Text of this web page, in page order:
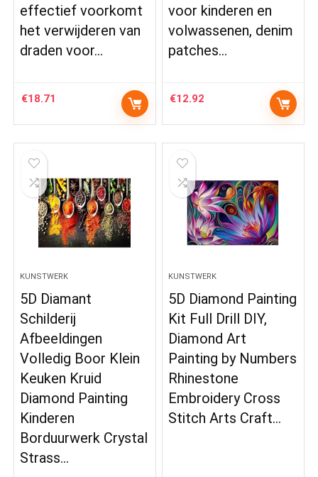
effectief voorkomt
het verwijderen van
draden voor…
€18.71
voor kinderen en
volwassenen, denim
patches…
€12.92
KUNSTWERK
5D Diamant
Schilderij
Afbeeldingen
Volledig Boor Klein
Keuken Kruid
Diamond Painting
Kinderen
Borduurwerk Crystal
Strass…
KUNSTWERK
5D Diamond Painting
Kit Full Drill DIY,
Diamond Art
Painting by Numbers
Rhinestone
Embroidery Cross
Stitch Arts Craft…